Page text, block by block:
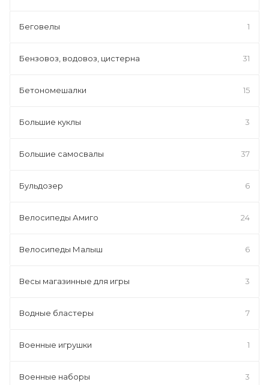
Беговелы 1
Бензовоз, водовоз, цистерна 31
Бетономешалки 15
Большие куклы 3
Большие самосвалы 37
Бульдозер 6
Велосипеды Амиго 24
Велосипеды Малыш 6
Весы магазинные для игры 3
Водные бластеры 7
Военные игрушки 1
Военные наборы 3